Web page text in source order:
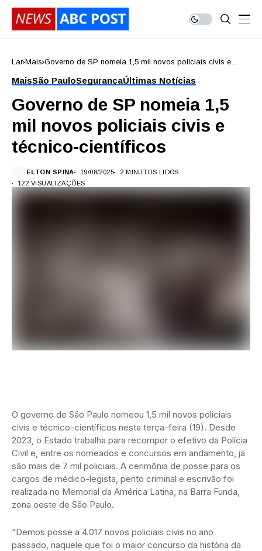
Lar Mais Governo de SP nomeia 1,5 mil novos policiais civis e
MaisSão PauloSegurançaÚltimas Notícias
Governo de SP nomeia 1,5
mil novos policiais civis e
técnico-científicos
ELTON SPINA 19/08/2025
2 MINUTOS LIDOS
122 VISUALIZAÇÕES
O governo de São Paulo nomeou 1,5 mil novos policiais
civis e técnico-científicos nesta terça-feira (19). Desde
2023, o Estado trabalha para recompor o efetivo da Polícia
Civil e, entre os nomeados e concursos em andamento, já
são mais de 7 mil policiais. A cerimônia de posse para os
cargos de médico-legista, perito criminal e escrivão foi
realizada no Memorial da América Latina, na Barra Funda,
zona oeste de São Paulo.
“Demos posse a 4.017 novos policiais civis no ano
passado, naquele que foi o maior concurso da história da